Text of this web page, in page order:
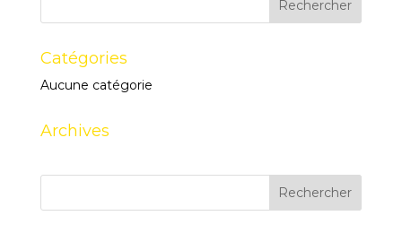
Catégories
Aucune catégorie
Archives